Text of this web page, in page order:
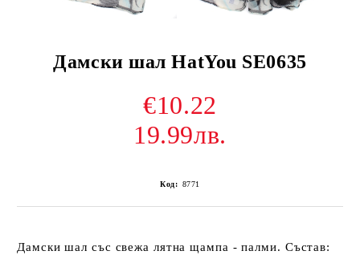
Дамски шал HatYou SE0635
€10.22
19.99лв.
Код: 8771
Дамски шал със свежа лятна щампа - палми. Състав: